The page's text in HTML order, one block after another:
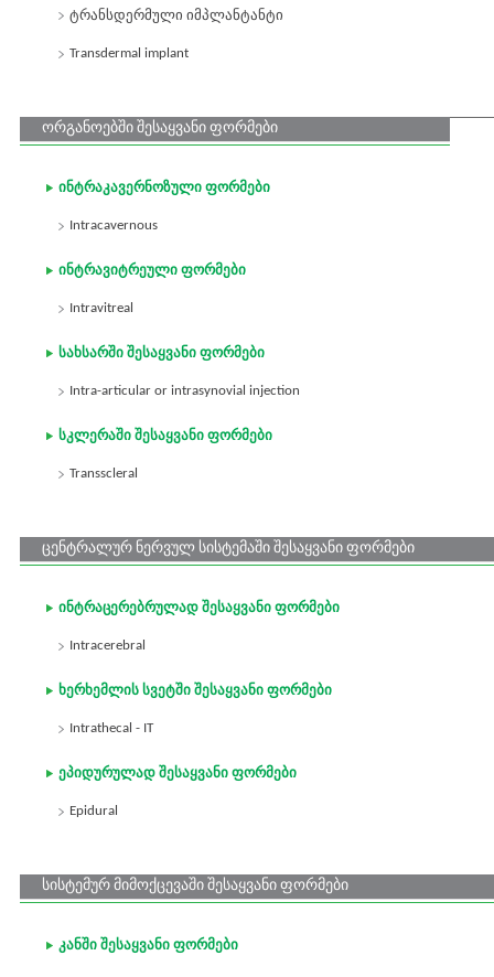
ტრანსდერმული იმპლანტანტი
Transdermal implant
ორგანოებში შესაყვანი ფორმები
ინტრაკავერნოზული ფორმები
Intracavernous
ინტრავიტრეული ფორმები
Intravitreal
სახსარში შესაყვანი ფორმები
Intra-articular or intrasynovial injection
სკლერაში შესაყვანი ფორმები
Transscleral
ცენტრალურ ნერვულ სისტემაში შესაყვანი ფორმები
ინტრაცერებრულად შესაყვანი ფორმები
Intracerebral
ხერხემლის სვეტში შესაყვანი ფორმები
Intrathecal - IT
ეპიდურულად შესაყვანი ფორმები
Epidural
სისტემურ მიმოქცევაში შესაყვანი ფორმები
კანში შესაყვანი ფორმები